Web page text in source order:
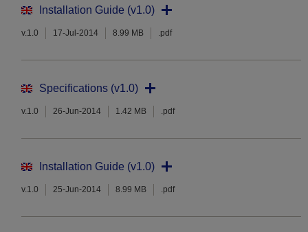
Installation Guide (v1.0)
v.1.0 17-Jul-2014 8.99 MB .pdf
Specifications (v1.0)
v.1.0 26-Jun-2014 1.42 MB .pdf
Installation Guide (v1.0)
v.1.0 25-Jun-2014 8.99 MB .pdf